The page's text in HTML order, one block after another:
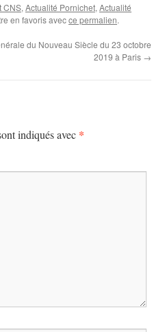
CNS, Actualité Pornichet, Actualité
en favoris avecce permalien.
du Nouveau Siècle du 23 octobre
2019 à Paris →
indiqués avec *